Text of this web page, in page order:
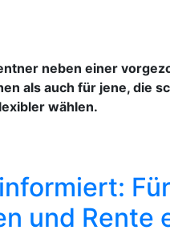
neben einer
als auch für jene, die
wählen.
und Rente